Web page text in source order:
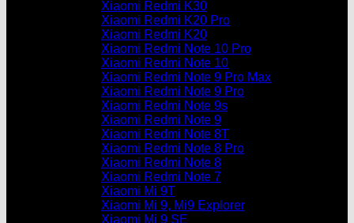
Xiaomi Redmi K30
Xiaomi Redmi K20 Pro
Xiaomi Redmi K20
Xiaomi Redmi Note 10 Pro
Xiaomi Redmi Note 10
Xiaomi Redmi Note 9 Pro Max
Xiaomi Redmi Note 9 Pro
Xiaomi Redmi Note 9s
Xiaomi Redmi Note 9
Xiaomi Redmi Note 8T
Xiaomi Redmi Note 8 Pro
Xiaomi Redmi Note 8
Xiaomi Redmi Note 7
Xiaomi Mi 9T
Xiaomi Mi 9, Mi9 Explorer
Xiaomi Mi 9 SE